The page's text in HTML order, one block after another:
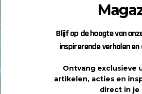
Blijf op de hoogte van
inspirerende verhalen
Ontvang exclusieve
artikelen, acties en
direct in je